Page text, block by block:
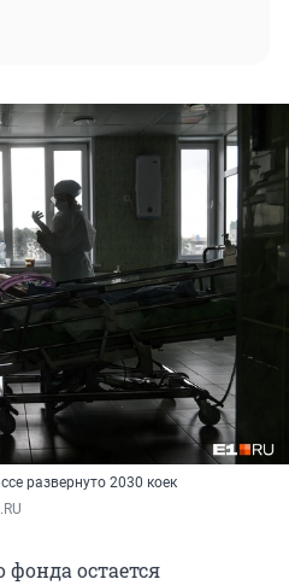
развернуто 2030 коек
фонда остается